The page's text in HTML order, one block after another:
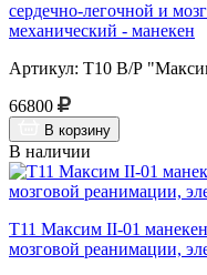
сердечно-легочной и
механический - манекен
Артикул: Т10 В/Р
66800
В корзину
В наличии
Т11 Максим II-01
мозговой реанимации,